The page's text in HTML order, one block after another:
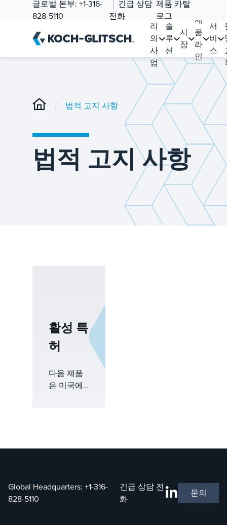
글로벌 본부: +1-316-
828-5110
긴급 상담
전화
제품 카탈
로그
우
리
의
사
업
솔
루
션
시
장
제
품
라
인
서
비
스
/ 법적 고지 사항
법적 고지 사항
활성 특
허
다음 제품
은 미국에
용을 받습
Leahy-
Smith
Global Headquarters: +1-316-
828-5110
긴급 상담 전
화
문의